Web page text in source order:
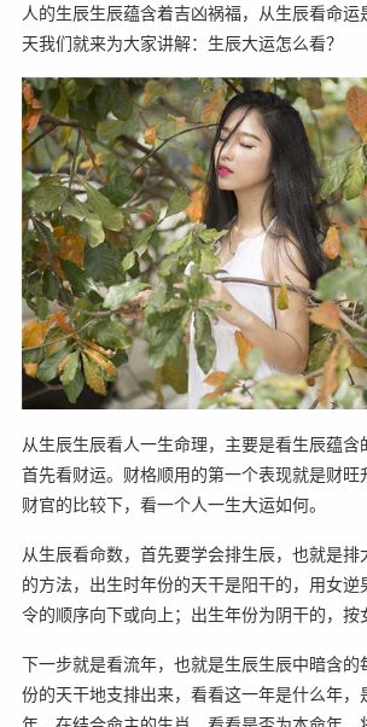
人的生辰生辰蕴含着吉凶祸福，从生辰看命
天我们就来为大家讲解：生辰大运怎么看？
从生辰生辰看人一生命理，主要是看生辰蕴含
首先看财运。财格顺用的第一个表现就是财旺
财官的比较下，看一个人一生大运如何。
从生辰看命数，首先要学会排生辰，也就是排
的方法，出生时年份的天干是阳干的，用女逆
令的顺序向下或向上；出生年份为阴干的，按
下一步就是看流年，也就是生辰生辰中暗含的
份的天干地支排出来，看看这一年是什么年，